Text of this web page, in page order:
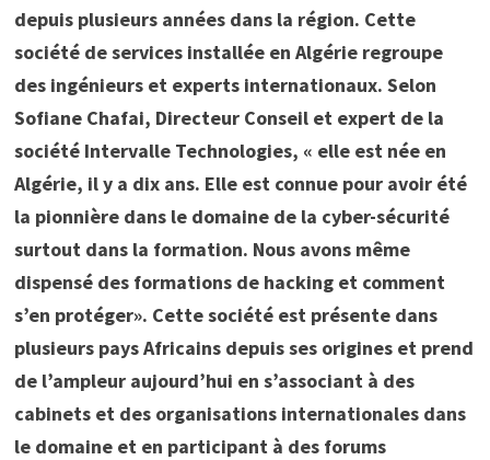
depuis plusieurs années dans la région. Cette
société de services installée en Algérie regroupe
des ingénieurs et experts internationaux. Selon
Sofiane Chafai, Directeur Conseil et expert de la
société Intervalle Technologies, « elle est née en
Algérie, il y a dix ans. Elle est connue pour avoir été
la pionnière dans le domaine de la cyber-sécurité
surtout dans la formation. Nous avons même
dispensé des formations de hacking et comment
s’en protéger». Cette société est présente dans
plusieurs pays Africains depuis ses origines et prend
de l’ampleur aujourd’hui en s’associant à des
cabinets et des organisations internationales dans
le domaine et en participant à des forums